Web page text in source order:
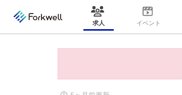
求人 イベント